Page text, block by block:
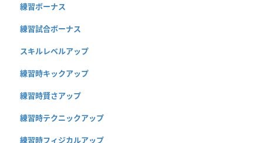
練習ボーナス
練習試合ボーナス
スキルレベルアップ
練習時キックアップ
練習時賢さアップ
練習時テクニックアップ
練習時フィジカルアップ